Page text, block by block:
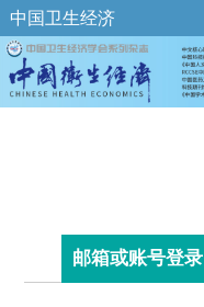
中国卫生经济
邮箱或账号登录